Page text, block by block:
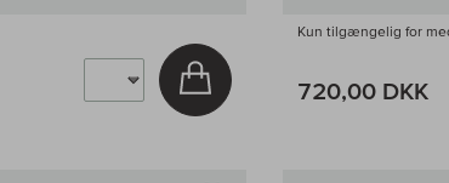
Læg i kurv
Kun tilgængelig for
720,00 DKK